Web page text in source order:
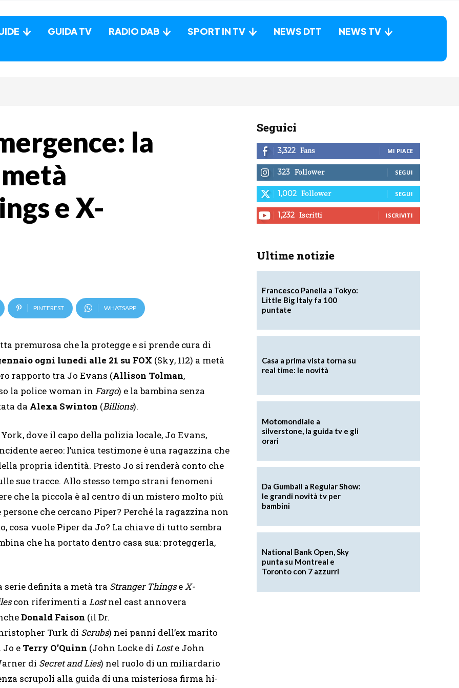
GUIDA TV RADIO DAB SPORT IN TV NEWS DTT NEWS TV
la
e X-
PINTEREST WHATSAPP
premurosa che la protegge e si prende cura di
ogni lunedì alle 21 su FOX (Sky, 112) a metà
rapporto tra Jo Evans (Allison Tolman,
la police woman in Fargo) e la bambina senza
da Alexa Swinton (Billions).
dove il capo della polizia locale, Jo Evans,
aereo: l’unica testimone è una ragazzina che
propria identità. Presto Jo si renderà conto che
sue tracce. Allo stesso tempo strani fenomeni
che la piccola è al centro di un mistero molto più
che cercano Piper? Perché la ragazzina non
cosa vuole Piper da Jo? La chiave di tutto sembra
che ha portato dentro casa sua: proteggerla,
serie definita a metà tra StrangerThingse X-
con riferimenti a Lostnel cast annovera
Donald Faison (il Dr.
Turk di Scrubs) nei panni dell’ex marito
Jo e Terry O’Quinn (John Locke di Loste John
di Secret and Lies) nel ruolo di un miliardario
scrupoli alla guida di una misteriosa firma hi-
Seguici
3,322 Fans MI PIACE
323 Follower SEGUI
1,002 Follower SEGUI
1,232 Iscritti ISCRIVITI
Ultime notizie
Francesco Panella a Tokyo:
Little Big Italy fa 100
puntate
Casa a prima vista torna su
real time: le novità
Motomondiale a
silverstone, la guida tv e gli
orari
Da Gumball a Regular Show:
le grandi novità tv per
bambini
National Bank Open, Sky
punta su Montreal e
Toronto con 7 azzurri